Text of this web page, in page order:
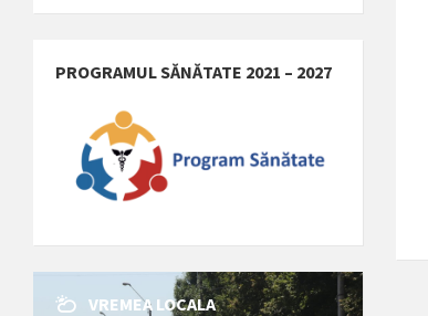
PROGRAMUL SĂNĂTATE 2021 – 2027
VREMEA LOCALA